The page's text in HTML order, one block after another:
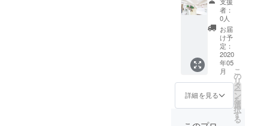
トの立ち上
げと同時に
辞めていた
ベースをま
た始めまし
た。
トな分生活
を予
定。(集
まった
会員数
による)
・主催
者から
直筆で
お礼の
お手紙
える年
間パス
を提供
しま
す。 (通
常の会
費は1ヶ
月3000
円、1年
間で
36000
円)
者：
0人
お届
け予
定：
2020
年05
月
詳細を見る
こ
の
リ
タ
ー
ン
を
選
択
す
る